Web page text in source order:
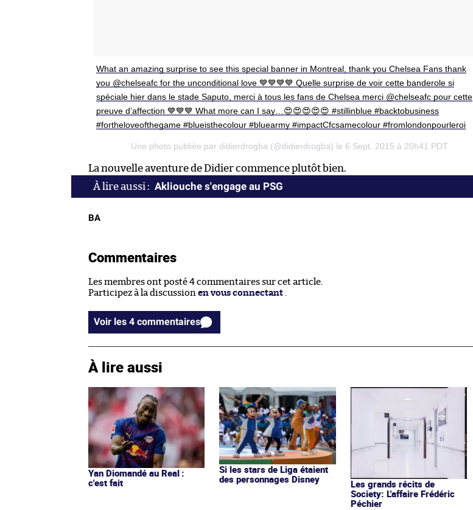
What an amazing surprise to see this special banner in Montreal, thank you Chelsea Fans thank
you @chelseafc for the unconditional love 💙💙💙💙 Quelle surprise de voir cette banderole si
spéciale hier dans le stade Saputo, merci à tous les fans de Chelsea merci @chelseafc pour cette
preuve d’affection 💙💙💙 What more can I say…😍😍😍😍😍 #stillinblue #backtobusiness
#fortheloveofthegame #blueisthecolour #bluearmy #impactCfcsamecolour #fromlondonpourleroi
Une photo publiée par didierdrogba (@didierdrogba) le 6 Sept. 2015 à 20h41 PDT
La nouvelle aventure de Didier commence plutôt bien.
Akliouche s'engage au PSG
BA
Commentaires
Les membres ont posté 4 commentaires sur cet article.
Participez à la discussion en vous connectant
Voir les 4 commentaires
À lire aussi
Yan Diomandé au Real :
c'est fait
Si les stars de Liga étaient
des personnages Disney
Les grands récits de
Society: L'affaire Frédéric
Péchier